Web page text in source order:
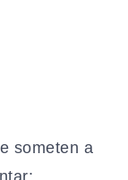
someten a